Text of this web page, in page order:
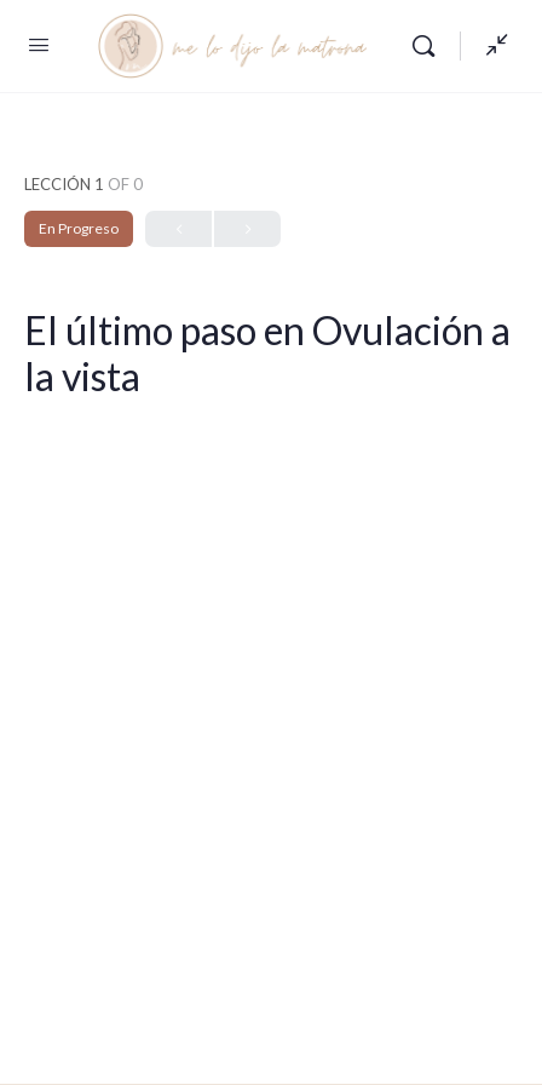
LECCIÓN 1 OF 0
En Progreso
El último paso en Ovulación a
la vista